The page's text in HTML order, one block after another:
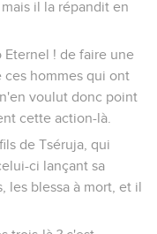
il la répandit en
Eternel ! de faire une
ces hommes qui ont
voulut donc point
cette action-là.
de Tséruja, qui
ci lançant sa
les blessa à mort, et il